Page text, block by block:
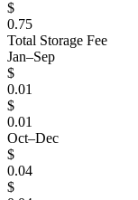
$
0.75
Total Storage Fee
Jan–Sep
$
0.01
$
0.01
Oct–Dec
$
0.04
$